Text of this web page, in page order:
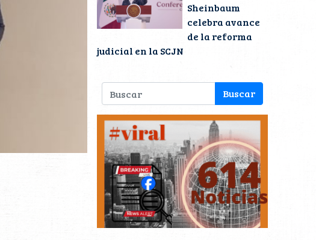
Sheinbaum
celebra avance
de la reforma
judicial en la SCJN